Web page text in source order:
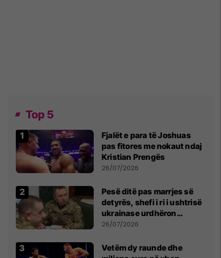
Top 5
Fjalët e para të Joshuas
pas fitores me nokaut ndaj
Kristian Prengës
26/07/2026
Pesë ditë pas marrjes së
detyrës, shefi i ri i ushtrisë
ukrainase urdhëron
kontroll të madh
26/07/2026
Vetëm dy raunde dhe